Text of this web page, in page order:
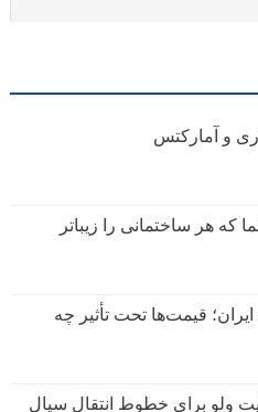
و آمارکتس
که هر ساختمانی را زیباتر
ایران؛ قیمت‌ها تحت تأثیر چه
ولو برای خطوط انتقال سیال